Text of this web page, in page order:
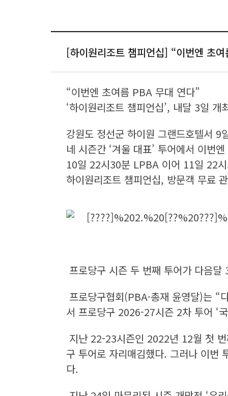
[하이원리조트 챔피언십] “이번엔 초
“이번엔 초여름 PBA 무대 연다”
‘하이원리조트 챔피언십’, 내달 3일 개
강원도 정선군 하이원 그랜드호텔서 9
네 시즌간 ‘겨울 대표’ 투어에서 이번
10일 22시30분 LPBA 이어 11일 22
하이원리조트 챔피언십, 방문객 무료
프로당구 시즌 두 번째 투어가 다음
프로당구협회(PBA·총재 윤영달)는 “
서 프로당구 2026-27시즌 2차 투어 ‘
지난 22-23시즌인 2022년 12월 첫
구 투어로 자리매김했다. 그러나 이번
다.